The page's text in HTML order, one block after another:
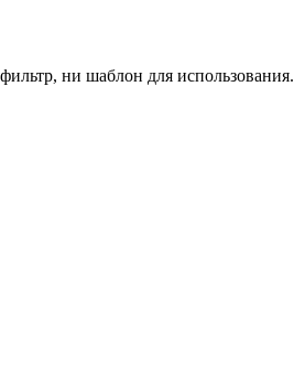
ни шаблон для использования.